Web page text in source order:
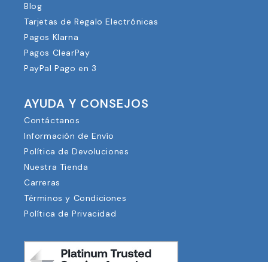
Blog
Tarjetas de Regalo Electrónicas
Pagos Klarna
Pagos ClearPay
PayPal Pago en 3
AYUDA Y CONSEJOS
Contáctanos
Información de Envío
Política de Devoluciones
Nuestra Tienda
Carreras
Términos y Condiciones
Política de Privacidad